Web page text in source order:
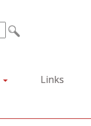
Links